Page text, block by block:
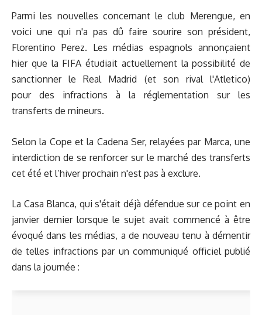
Parmi les nouvelles concernant le club Merengue, en
voici une qui n'a pas dû faire sourire son président,
Florentino Perez. Les médias espagnols annonçaient
hier que la FIFA étudiait actuellement la possibilité de
sanctionner le Real Madrid (et son rival l'Atletico)
pour des infractions à la réglementation sur les
transferts de mineurs.
Selon la Cope et la Cadena Ser, relayées par Marca, une
interdiction de se renforcer sur le marché des transferts
cet été et l’hiver prochain n'est pas à exclure.
La Casa Blanca, qui s'était déjà défendue sur ce point en
janvier dernier lorsque le sujet avait commencé à être
évoqué dans les médias, a de nouveau tenu à démentir
de telles infractions par un communiqué officiel publié
dans la journée :